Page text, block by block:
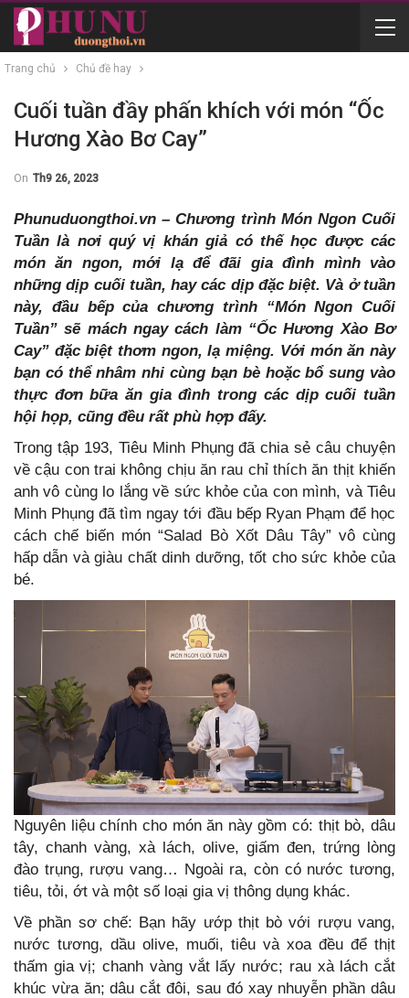
Trang chủ Chủ đề hay
Cuối tuần đầy phấn khích với món “Ốc
Hương Xào Bơ Cay”
On Th9 26, 2023
Phunuduongthoi.vn – Chương trình Món Ngon Cuối
Tuần là nơi quý vị khán giả có thế học được các
món ăn ngon, mới lạ để đãi gia đình mình vào
những dịp cuối tuần, hay các dịp đặc biệt. Và ở tuần
này, đầu bếp của chương trình “Món Ngon Cuối
Tuần” sẽ mách ngay cách làm “Ốc Hương Xào Bơ
Cay” đặc biệt thơm ngon, lạ miệng. Với món ăn này
bạn có thể nhâm nhi cùng bạn bè hoặc bổ sung vào
thực đơn bữa ăn gia đình trong các dịp cuối tuần
hội họp, cũng đều rất phù hợp đấy.
Trong tập 193, Tiêu Minh Phụng đã chia sẻ câu chuyện
về cậu con trai không chịu ăn rau chỉ thích ăn thịt khiến
anh vô cùng lo lắng về sức khỏe của con mình, và Tiêu
Minh Phụng đã tìm ngay tới đầu bếp Ryan Phạm để học
cách chế biến món “Salad Bò Xốt Dâu Tây” vô cùng
hấp dẫn và giàu chất dinh dưỡng, tốt cho sức khỏe của
bé.
Nguyên liệu chính cho món ăn này gồm có: thịt bò, dâu
tây, chanh vàng, xà lách, olive, giấm đen, trứng lòng
đào trụng, rượu vang… Ngoài ra, còn có nước tương,
tiêu, tỏi, ớt và một số loại gia vị thông dụng khác.
Về phần sơ chế: Bạn hãy ướp thịt bò với rượu vang,
nước tương, dầu olive, muối, tiêu và xoa đều để thịt
thấm gia vị; chanh vàng vắt lấy nước; rau xà lách cắt
khúc vừa ăn; dâu cắt đôi, sau đó xay nhuyễn phần dâu